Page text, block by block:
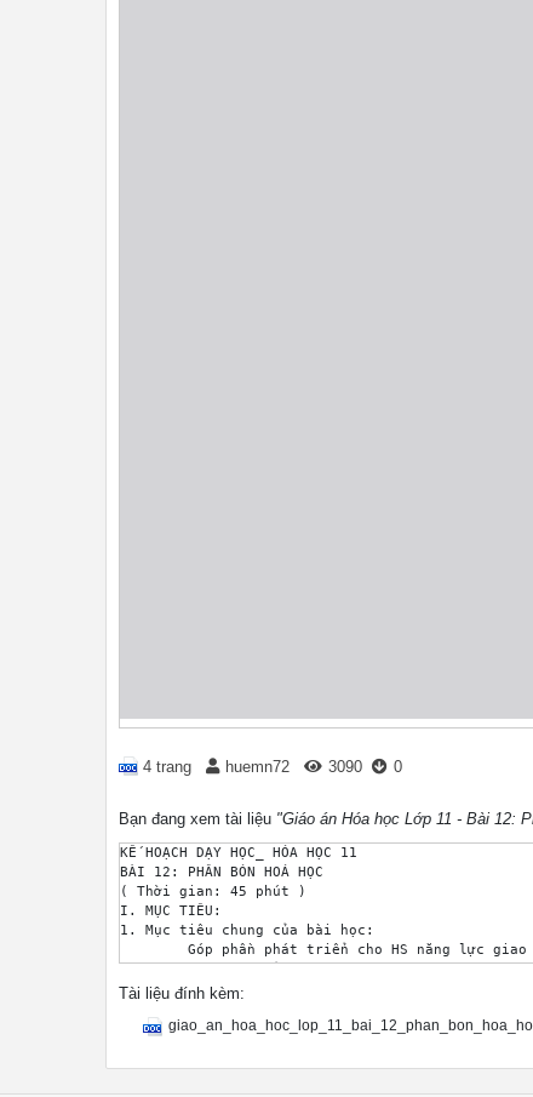
4 trang huemn72 3090 0
Bạn đang xem tài liệu "Giáo án Hóa học Lớp 11 - Bài 12:
KẾ HOẠCH DẠY HỌC_ HÓA HỌC 11
BÀI 12: PHÂN BÓN HOÁ HỌC
( Thời gian: 45 phút )
I. MỤC TIÊU:
1. Mục tiêu chung của bài học:
2. Mục tiêu cụ thể:
a, Năng lực nhận thức hóa học: Học sinh đạt
a.2 Biết được thành phần hóa học, tính chất,
a.4 Tác hại của dư lượng phân bón ảnh hưởng
Tài liệu đính kèm: